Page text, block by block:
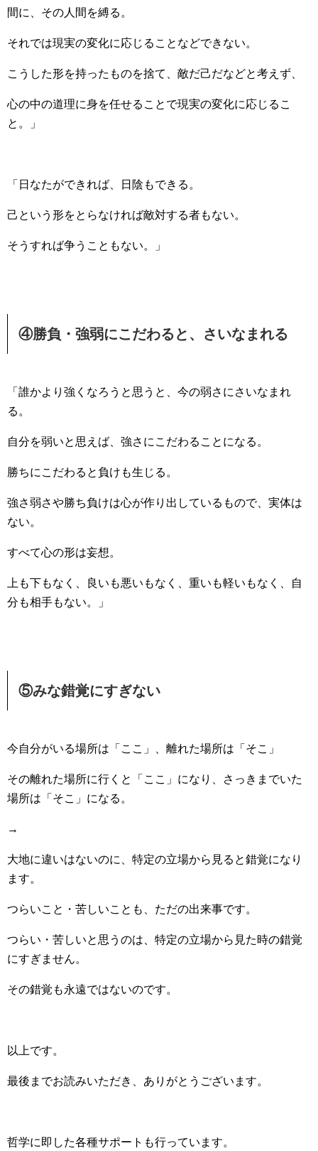
間に、その人間を縛る。
それでは現実の変化に応じることなどできない。
こうした形を持ったものを捨て、敵だ己だなどと考えず、
心の中の道理に身を任せることで現実の変化に応じるこ
と。」
「日なたができれば、日陰もできる。
己という形をとらなければ敵対する者もない。
そうすれば争うこともない。」
④勝負・強弱にこだわると、さいなまれる
「誰かより強くなろうと思うと、今の弱さにさいなまれ
る。
自分を弱いと思えば、強さにこだわることになる。
勝ちにこだわると負けも生じる。
強さ弱さや勝ち負けは心が作り出しているもので、実体は
ない。
すべて心の形は妄想。
上も下もなく、良いも悪いもなく、重いも軽いもなく、自
分も相手もない。」
⑤みな錯覚にすぎない
今自分がいる場所は「ここ」、離れた場所は「そこ」
その離れた場所に行くと「ここ」になり、さっきまでいた
場所は「そこ」になる。
→
大地に違いはないのに、特定の立場から見ると錯覚になり
ます。
つらいこと・苦しいことも、ただの出来事です。
つらい・苦しいと思うのは、特定の立場から見た時の錯覚
にすぎません。
その錯覚も永遠ではないのです。
以上です。
最後までお読みいただき、ありがとうございます。
哲学に即した各種サポートも行っています。